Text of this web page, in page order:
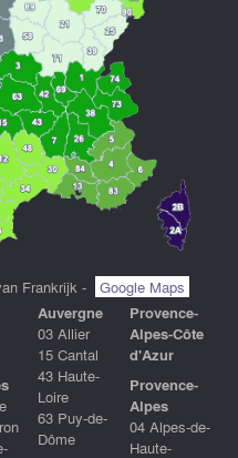
Frankrijk -
Google Maps
Auvergne
03 Allier
15 Cantal
43 Haute-
Loire
63 Puy-de-
Dôme
Provence-
Alpes-Côte
d'Azur
Provence-
Alpes
04 Alpes-de-
Haute-